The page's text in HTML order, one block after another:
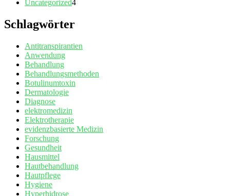
Uncategorized4
Schlagwörter
Antitranspirantien
Anwendung
Behandlung
Behandlungsmethoden
Botulinumtoxin
Dermatologie
Diagnose
elektromedizin
Elektrotherapie
evidenzbasierte Medizin
Forschung
Gesundheit
Hausmittel
Hautbehandlung
Hautpflege
Hygiene
Hyperhidrose